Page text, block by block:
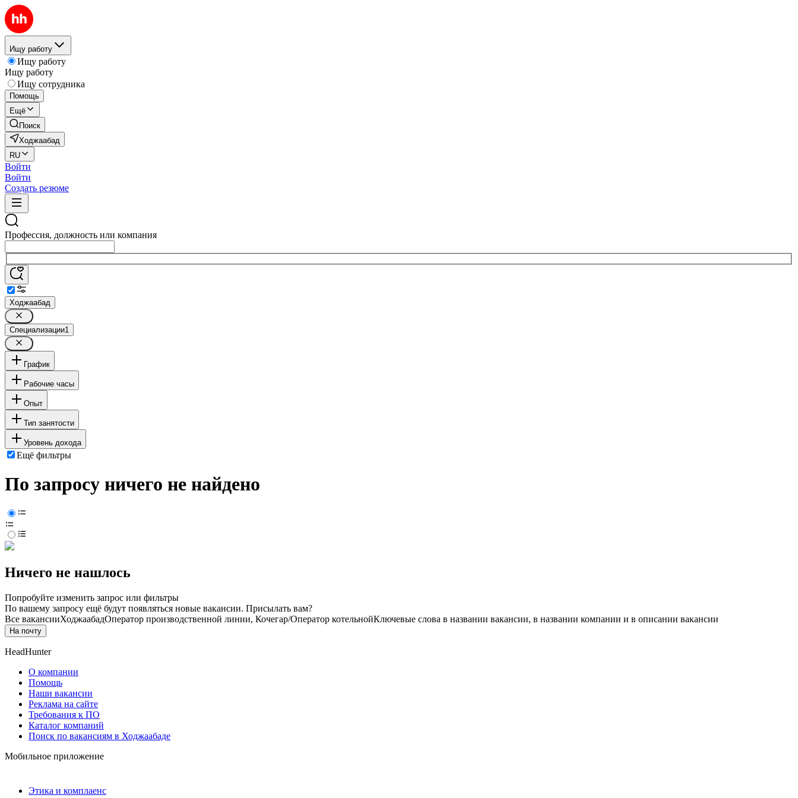
Ищу работу
Ищу работу
Ищу работу
Ищу сотрудника
Помощь
Ещё
Поиск
Ходжаабад
RU
Войти
Войти
Создать резюме
Профессия, должность или компания
Ходжаабад
Специализации1
График
Рабочие часы
Опыт
Тип занятости
Уровень дохода
Ещё фильтры
По запросу ничего не найдено
Ничего не нашлось
Попробуйте изменить запрос или фильтры
По вашему запросу ещё будут появляться новые вакансии. Присылать вам?
Все вакансииХоджаабадОператор производственной линии, Кочегар/Оператор котельнойКлючевые слова в названии вакансии, в названии компании и в описании вакансии
На почту
HeadHunter
О компании
Помощь
Наши вакансии
Реклама на сайте
Требования к ПО
Каталог компаний
Поиск по вакансиям в Ходжаабаде
Мобильное приложение
Этика и комплаенс